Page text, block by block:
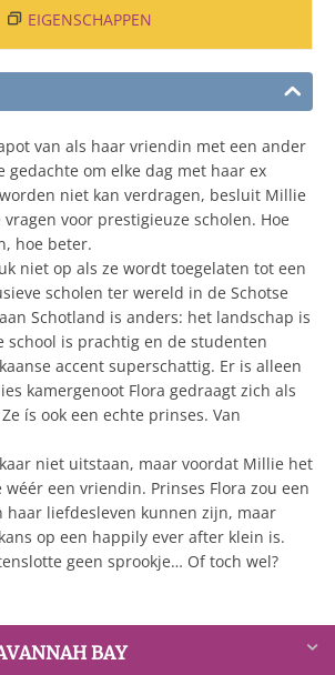
EIGENSCHAPPEN
van als haar vriendin met een ander
gedachte om elke dag met haar ex
niet kan verdragen, besluit Millie
voor prestigieuze scholen. Hoe
hoe beter.
niet op als ze wordt toegelaten tot een
scholen ter wereld in de Schotse
Schotland is anders: het landschap is
school is prachtig en de studenten
accent superschattig. Er is alleen
kamergenoot Flora gedraagt zich als
ís ook een echte prinses. Van
niet uitstaan, maar voordat Millie het
een vriendin. Prinses Flora zou een
haar liefdesleven kunnen zijn, maar
op een happily ever after klein is.
geen sprookje… Of toch wel?
BAY